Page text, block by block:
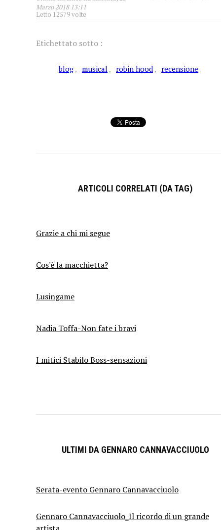
Marzo 2018 13:11
Letto 12579 volte
Etichettato sotto :
blog musical robin hood recensione
ARTICOLI CORRELATI (DA TAG)
Grazie a chi mi segue
Cos'è la macchietta?
Lusingame
Nadia Toffa-Non fate i bravi
I mitici Stabilo Boss-sensazioni
ULTIMI DA GENNARO CANNAVACCIUOLO
Serata-evento Gennaro Cannavacciuolo
Gennaro Cannavacciuolo_Il ricordo di un grande